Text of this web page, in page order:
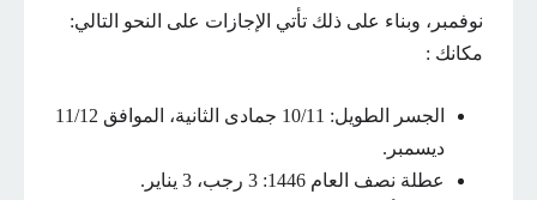
نوفمبر، وبناء على ذلك تأتي الإجازات على النحو التالي:
مكانك :
الجسر الطويل: 10/11 جمادى الثانية، الموافق 11/12
ديسمبر.
عطلة نصف العام 1446: 3 رجب، 3 يناير.